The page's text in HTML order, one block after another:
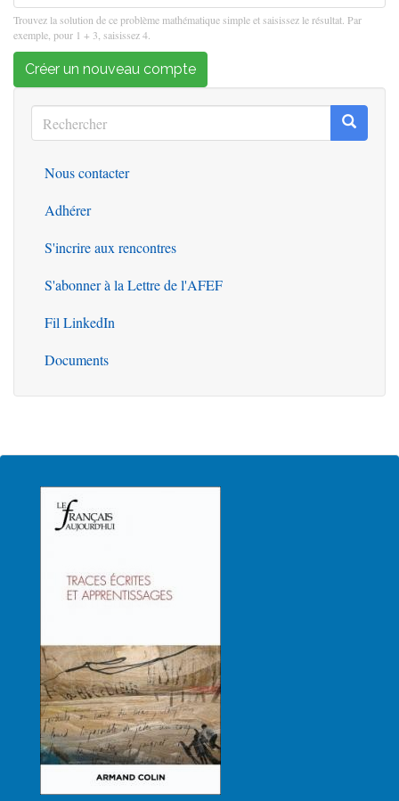
Trouvez la solution de ce problème mathématique simple et saisissez le résultat. Par
exemple, pour 1 + 3, saisissez 4.
Créer un nouveau compte
Rechercher
Rechercher
Outils
Nous contacter
Adhérer
S'incrire aux rencontres
S'abonner à la Lettre de l'AFEF
Fil LinkedIn
Documents